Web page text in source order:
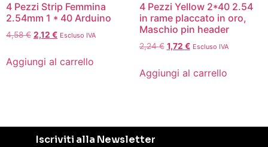
4 Pezzi Strip Femmina
2.54mm 1 * 40 Arduino
4,58€ 2,12 € Escluso IVA
Aggiungi al carrello
4 Pezzi Yellow 2*40 2.54
in rame placcato in oro,
Maschio pin header
2,24€ 1,72 € Escluso IVA
Aggiungi al carrello
Iscriviti alla Newsletter